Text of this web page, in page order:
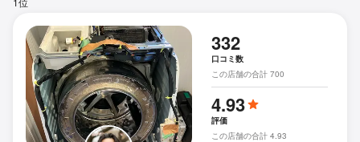
332
口コミ数
この店舗の合計 700
4.93
評価
この店舗の合計 4.93